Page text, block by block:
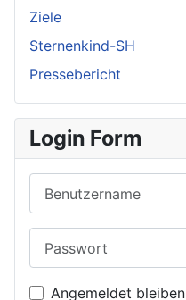
Ziele
Sternenkind-SH
Pressebericht
Login Form
Angemeldet bleiben